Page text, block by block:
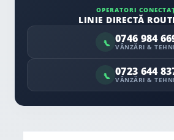
OPERATORI
LINIE DIRECTĂ
0746 984
VÂNZĂRI &
0723 644
VÂNZĂRI &